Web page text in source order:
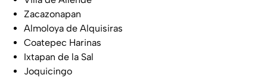
Zacazonapan
Almoloya de Alquisiras
Coatepec Harinas
Ixtapan de la Sal
Joquicingo